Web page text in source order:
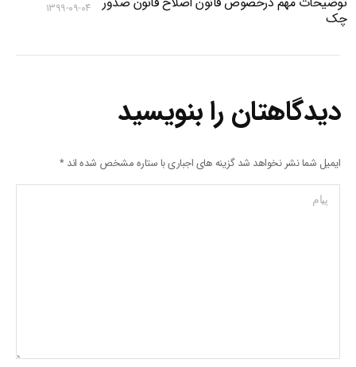
چک
۱۳۹۹-۰۹-۰۴
دیدگاهتان را بنویسید
ایمیل شما نشر نخواهد شد گزینه های اجباری با ستاره مشخص شده اند*
پیام